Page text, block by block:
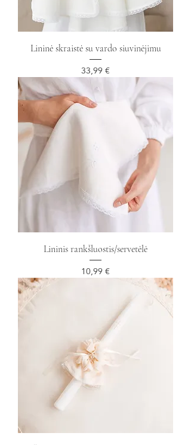
Lininė skraistė su vardo siuvinėjimu
Kaina
33,99 €
Lininis rankšluostis/servetėlė
Kaina
10,99 €